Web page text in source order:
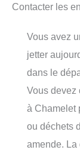
Contacter les
Vous avez
jetter
dans le
Vous devez
à Chamelet
ou déchets
amende. La